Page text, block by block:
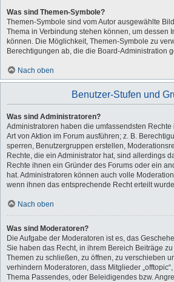
Was sind Themen-Symbole?
Themen-Symbole sind vom Autor ausgewählte
Thema in Verbindung stehen können, um dessen
können. Die Möglichkeit, Themen-Symbole zu
Berechtigungen ab, die die Board-Administration
Nach oben
Benutzer-Stufen und
Was sind Administratoren?
Administratoren haben die umfassendsten
Art von Aktion im Forum ausführen; z. B.
sperren, Benutzergruppen erstellen,
Rechte, die ein Administrator hat, sind allerdings
Rechte ihnen ein Gründer des Forums oder ein
hat. Administratoren können auch volle
wenn ihnen das entsprechende Recht erteilt
Nach oben
Was sind Moderatoren?
Die Aufgabe der Moderatoren ist es, das
Sie haben das Recht, in ihrem Bereich Beiträge
Themen zu schließen, zu öffnen, zu verschieben
verhindern Moderatoren, dass Mitglieder
Thema Passendes, oder Beleidigendes bzw.